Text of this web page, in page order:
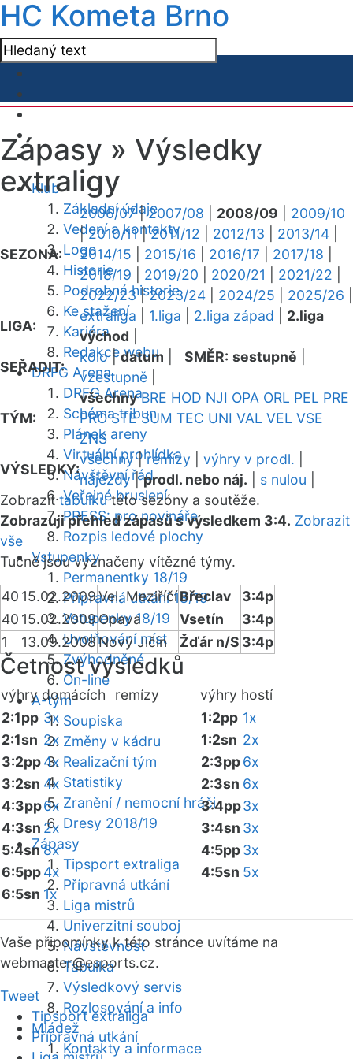
HC Kometa Brno
Klub
Základní údaje
Vedení a kontakty
Logo
Historie
Podrobná historie
Ke stažení
Kariéra
Redakce webu
DRFG Arena
DRFG Arena
Schéma tribun
Plánek areny
Virtuální prohlídka
Návštěvní řád
Veřejné bruslení
PRESS: pro novináře
Rozpis ledové plochy
Vstupenky
Permanentky 18/19
Přípravná utkání 18/19
Vstupenky 18/19
Uvolňování míst
Zvýhodněné
On-line
A-tým
Soupiska
Změny v kádru
Realizační tým
Statistiky
Zranění / nemocní hráči
Dresy 2018/19
Zápasy
Tipsport extraliga
Přípravná utkání
Liga mistrů
Univerzitní souboj
Návštěvnost
Tabulka
Výsledkový servis
Rozlosování a info
Mládež
Kontakty a informace
Zápasy » Výsledky
extraligy
SEZONA:
2006/07|2007/08 2008/09
2009/10
|2010/11|2011/12 2012/13 2013/14
2014/15
2015/16 2016/17 2017/18
2018/19
2019/20 2020/21 2021/22
2022/23|2023/24 2024/25 2025/26
LIGA:
extraliga 1.liga 2.liga západ
2.liga
východ
SEŘADIT:
kolo|datum SMĚR: sestupně
vzestupně
TÝM:
všechny BRE HOD NJI OPA ORL PEL PRE
PRO STE SUM TEC UNI VAL VEL VSE
ZNS
VÝSLEDKY:
všechny|remízy výhry v prodl.
nájezdy|prodl. nebo náj. s nulou
Zobrazittabulkutéto sezóny a soutěže.
Zobrazuji přehled zápasů s výsledkem 3:4. Zobrazit
vše
Tučně jsou vyznačeny vítězné týmy.
40 15.02.2009Vel. MeziříčíBřeclav
3:4p
40 15.02.2009Opava Vsetín
3:4p
1
13.09.2008Nový Jičín Žďár n/S 3:4p
Četnost výsledků
výhry domácích remízy výhry hostí
2:1pp 3x
2:1sn 2x
3:2pp4x
3:2sn 4x
4:3pp6x
4:3sn 2x
5:4sn 8x
6:5pp4x
6:5sn 1x
1:2pp 1x
1:2sn 2x
2:3pp6x
2:3sn 6x
3:4pp3x
3:4sn 3x
4:5pp3x
4:5sn 5x
Vaše připomínky k této stránce uvítáme na
webmaster@esports.cz.
Tweet
Tipsport extraliga
Přípravná utkání